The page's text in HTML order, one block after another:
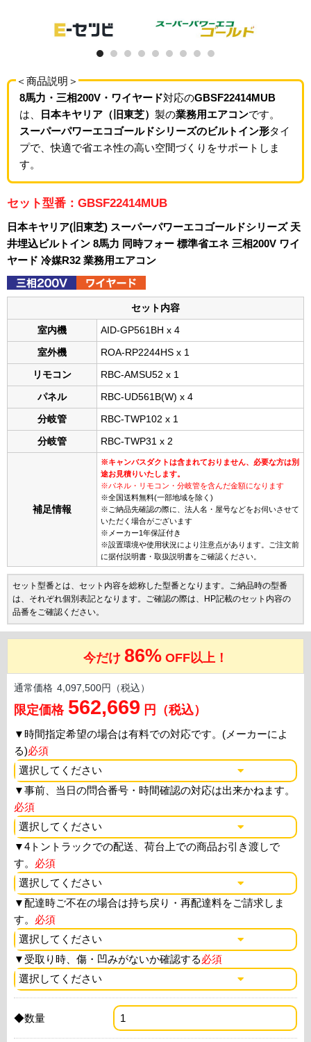
＜商品説明＞
8馬力・三相200V・ワイヤード対応のGBSF22414MUB
は、
日本キヤリア（旧東芝） 製の業務用エアコンです。
スーパーパワーエコゴールドシリーズのビルトイン形タイ
プで、快適で省エネ性の高い空間づくりをサポートしま
す。
セット型番：GBSF22414MUB
日本キヤリア(旧東芝) スーパーパワーエコゴールドシリーズ 天
井埋込ビルトイン 8馬力 同時フォー 標準省エネ 三相200V ワイ
ヤード 冷媒R32 業務用エアコン
セット内容
室内機 AID-GP561BH x 4
室外機 ROA-RP2244HS x 1
リモコン RBC-AMSU52 x 1
パネル RBC-UD561B(W) x 4
分岐管 RBC-TWP102 x 1
分岐管 RBC-TWP31 x 2
補足情報
※キャンバスダクトは含まれておりません、必要な方は別
途お見積りいたします。
※パネル・リモコン・分岐管を含んだ金額になります
※全国送料無料(一部地域を除く)
※ご納品先確認の際に、法人名・屋号などをお伺いさせて
いただく場合がございます
※メーカー1年保証付き
※設置環境や使用状況により注意点があります。ご注文前
に据付説明書・取扱説明書をご確認ください。
セット型番とは、セット内容を総称した型番となります。ご納品時の型番
は、それぞれ個別表記となります。ご確認の際は、HP記載のセット内容の
品番をご確認ください。
今だけ 86% OFF以上！
通常価格 4,097,500円（税込）
限定価格 562,669 円（税込）
▼時間指定希望の場合は有料での対応です。(メーカーによ
る)必須
▼事前、当日の問合番号・時間確認の対応は出来かねます。
必須
▼4トントラックでの配送、荷台上での商品お引き渡しで
す。 必須
▼配達時ご不在の場合は持ち戻り・再配達料をご請求しま
す。 必須
▼ 受取り時、傷・凹みがないか確認する必須
◆数量